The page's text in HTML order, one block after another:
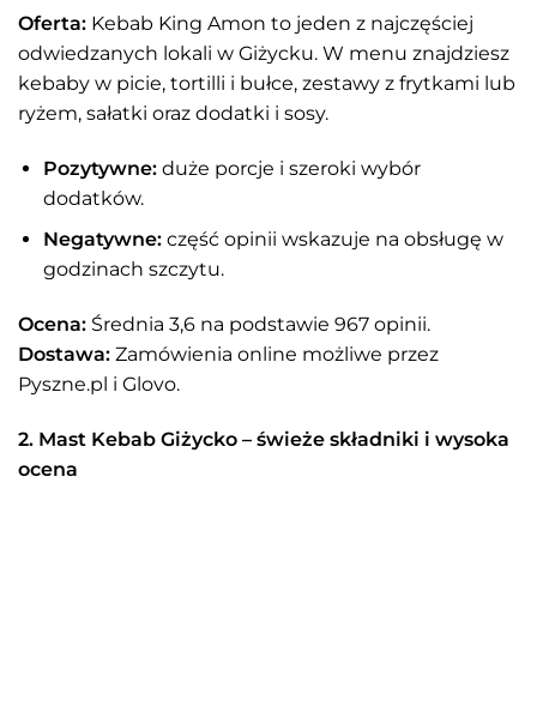
Oferta: Kebab King Amon to jeden z najczęściej
odwiedzanych lokali w Giżycku. W menu znajdziesz
kebaby w picie, tortilli i bułce, zestawy z frytkami lub
ryżem, sałatki oraz dodatki i sosy.
Pozytywne:duże porcje i szeroki wybór
dodatków.
Negatywne:część opinii wskazuje na obsługę w
godzinach szczytu.
Ocena: Średnia 3,6 na podstawie 967 opinii.
Dostawa: Zamówienia online możliwe przez
Pyszne.pl i Glovo.
2. Mast Kebab Giżycko – świeże składniki i wysoka
ocena